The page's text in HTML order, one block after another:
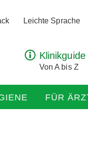
Leichte Sprache
Klinikguide
Von A bis Z
FÜR